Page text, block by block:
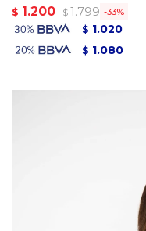
$ 1.200 $ 1.799 33
$ 1.020
$ 1.080